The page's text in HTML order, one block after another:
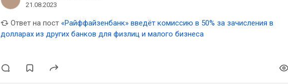
21.08.2023
Ответ на пост «Райффайзенбанк» введёт комиссию в 50% за зачисления в
долларах из других банков для физлиц и малого бизнеса